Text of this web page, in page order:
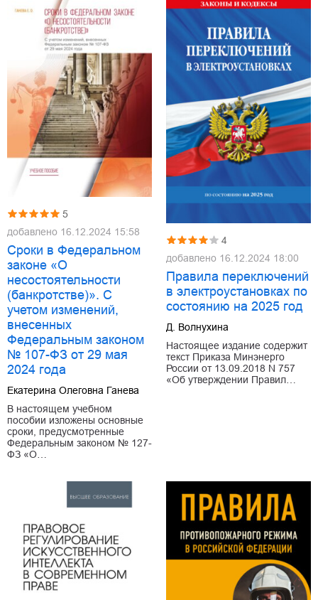
5
добавлено 16.12.2024 15:58
Сроки в Федеральном
законе «О
несостоятельности
(банкротстве)». С
учетом изменений,
внесенных
Федеральным законом
№ 107-ФЗ от 29 мая
2024 года
Екатерина Олеговна Ганева
В настоящем учебном
пособии изложены основные
сроки, предусмотренные
Федеральным законом № 127-
ФЗ «О…
4
добавлено 16.12.2024 18:00
Правила переключений
в электроустановках по
состоянию на 2025 год
Д. Волнухина
Настоящее издание содержит
текст Приказа Минэнерго
России от 13.09.2018 N 757
«Об утверждении Правил…